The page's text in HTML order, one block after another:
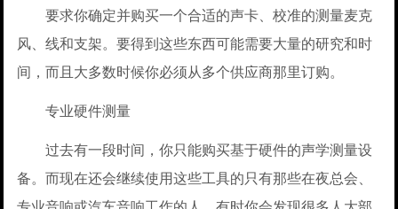
要求你确定并购买一个合适的声卡、校准的测量麦克
风、线和支架。要得到这些东西可能需要大量的研究和时
间，而且大多数时候你必须从多个供应商那里订购。
专业硬件测量
过去有一段时间，你只能购买基于硬件的声学测量设
备。而现在还会继续使用这些工具的只有那些在夜总会、